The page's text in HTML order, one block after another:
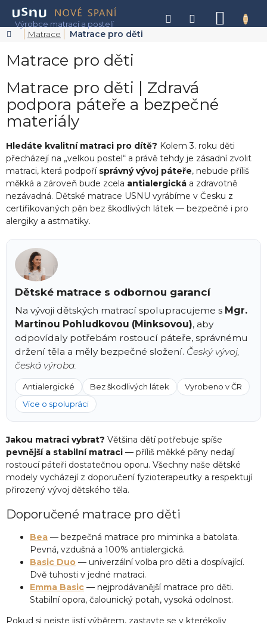
obsah
Domů
Matrace Matrace pro děti
Matrace pro děti
Matrace pro děti | Zdravá
podpora páteře a bezpečné
materiály
Hledáte kvalitní matraci pro dítě? Kolem 3. roku děti
přecházejí na „velkou postel“ a právě tehdy je zásadní zvolit
matraci, která podpoří správný vývoj páteře, nebude příliš
měkká a zároveň bude zcela antialergická a zdravotně
nezávadná. Dětské matrace USNU vyrábíme v Česku z
certifikovaných pěn bez škodlivých látek — bezpečné i pro
alergiky a astmatiky.
Dětské matrace s odbornou garancí
Na vývoji dětských matrací spolupracujeme s Mgr.
Martinou Pohludkovou (Minksovou), aby
odpovídaly potřebám rostoucí páteře, správnému
držení těla a měly bezpečné složení. Český vývoj,
česká výroba.
Antialergické Bez škodlivých látek
Vyrobeno v ČR
Více o spolupráci
Jakou matraci vybrat? Většina dětí potřebuje spíše
pevnější a stabilní matraci — příliš měkké pěny nedají
rostoucí páteři dostatečnou oporu. Všechny naše dětské
modely vycházejí z doporučení fyzioterapeutky a respektují
přirozený vývoj dětského těla.
Doporučené matrace pro děti
Bea — bezpečná matrace pro miminka a batolata.
Pevná, vzdušná a 100% antialergická.
Basic Duo — univerzální volba pro děti a dospívající.
Dvě tuhosti v jedné matraci.
Emma Basic — nejprodávanější matrace pro děti.
Stabilní opora, čalounický potah, vysoká odolnost.
Pokud si nejste jistí výběrem, zastavte se v kterékoliv